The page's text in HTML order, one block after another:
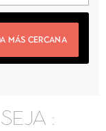
MÁS CERCANA
: